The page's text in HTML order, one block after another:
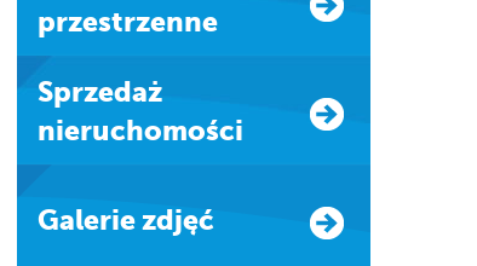
przestrzenne
Sprzedaż
nieruchomości
Galerie zdjęć